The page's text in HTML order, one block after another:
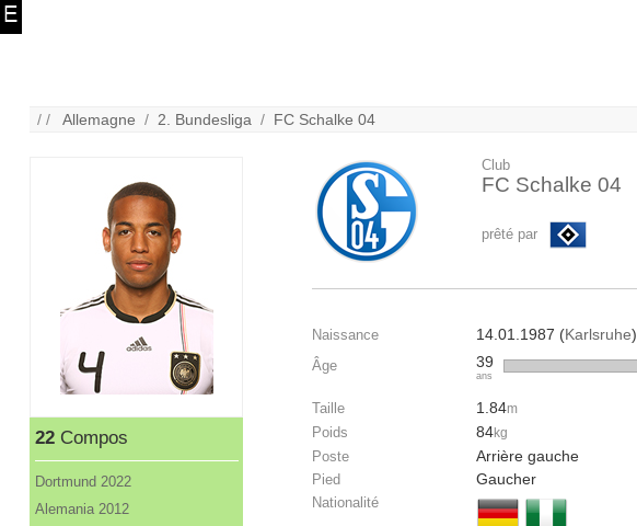
/ /Allemagne /2. Bundesliga / FC Schalke 04
22Compos
Dortmund 2022
Alemania 2012
Club
FC Schalke 04
prêté par
Naissance 14.01.1987 (Karlsruhe)
Âge 39
ans
Taille 1.84m
Poids 84kg
Poste Arrière gauche
Pied Gaucher
Nationalité